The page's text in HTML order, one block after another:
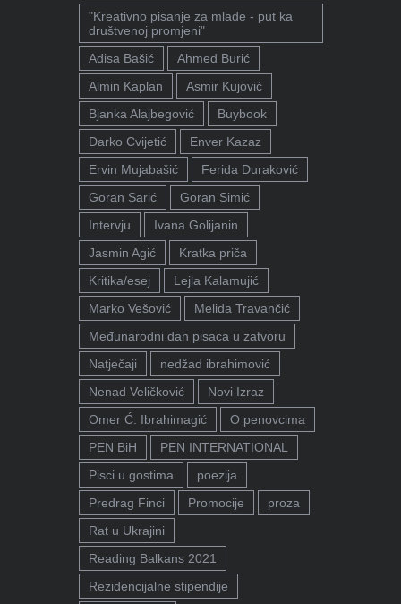
"Kreativno pisanje za mlade - put ka
društvenoj promjeni"
Adisa Bašić
Ahmed Burić
Almin Kaplan
Asmir Kujović
Bjanka Alajbegović
Buybook
Darko Cvijetić
Enver Kazaz
Ervin Mujabašić
Ferida Duraković
Goran Sarić
Goran Simić
Intervju
Ivana Golijanin
Jasmin Agić
Kratka priča
Kritika/esej
Lejla Kalamujić
Marko Vešović
Melida Travančić
Međunarodni dan pisaca u zatvoru
Natječaji
nedžad ibrahimović
Nenad Veličković
Novi Izraz
Omer Ć. Ibrahimagić
O penovcima
PEN BiH
PEN INTERNATIONAL
Pisci u gostima
poezija
Predrag Finci
Promocije
proza
Rat u Ukrajini
Reading Balkans 2021
Rezidencijalne stipendije